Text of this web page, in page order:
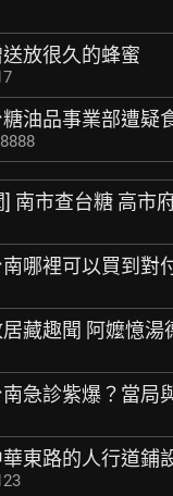
送放很久的蜂蜜
糖油品事業部遭
] 南市查台糖 高市
南哪裡可以買到對
居藏趣聞 阿嬤憶
南急診紫爆？當局
華東路的人行道鋪